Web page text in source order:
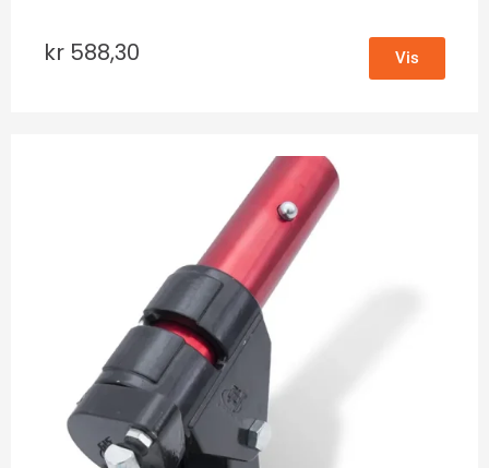
kr 588,30 Vis